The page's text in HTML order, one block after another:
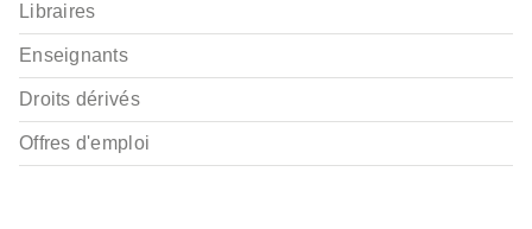
Libraires
Enseignants
Droits dérivés
Offres d'emploi